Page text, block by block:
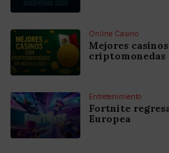
Online Casino
Mejores
criptomonedas
Entretenimiento
Fortnite
Europea